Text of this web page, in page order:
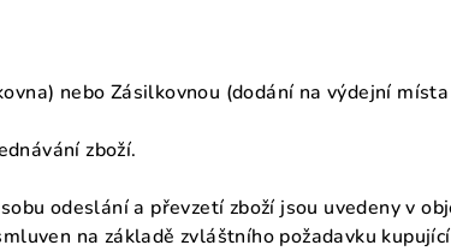
nebo Zásilkovnou (dodání na výdejní
zboží.
odeslání a převzetí zboží jsou uvedeny v
na základě zvláštního požadavku